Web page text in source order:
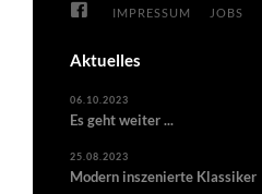
IMPRESSUM JOBS
Aktuelles
06.10.2023
Es geht weiter ...
25.08.2023
Modern inszenierte Klassiker